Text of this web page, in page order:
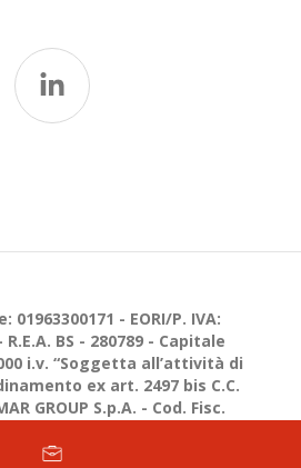
01963300171 - EORI/P. IVA:
R.E.A. BS - 280789 - Capitale
i.v. “Soggetta all’attività di
ex art. 2497 bis C.C.
GROUP S.p.A. - Cod. Fisc.